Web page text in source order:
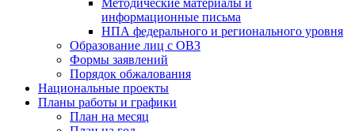
Методические материалы и
информационные письма
НПА федерального и регионального уровня
Образование лиц с ОВЗ
Формы заявлений
Порядок обжалования
Национальные проекты
Планы работы и графики
План на месяц